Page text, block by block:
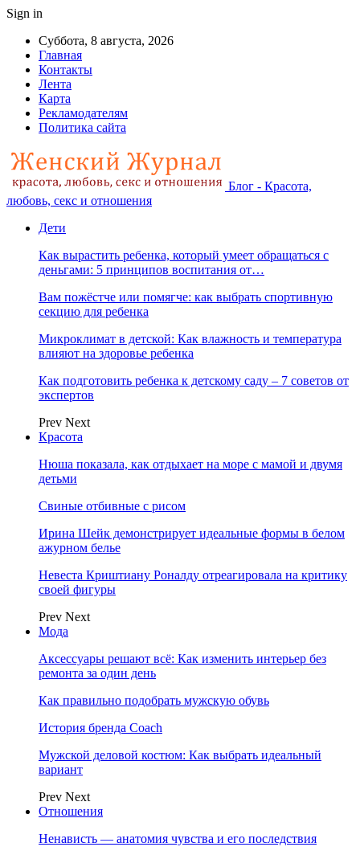
Sign in
Суббота, 8 августа, 2026
Главная
Контакты
Лента
Карта
Рекламодателям
Политика сайта
Блог - Красота,
любовь, секс и отношения
Дети
Как вырастить ребенка, который умеет обращаться с
деньгами: 5 принципов воспитания от…
Вам пожёстче или помягче: как выбрать спортивную
секцию для ребенка
Микроклимат в детской: Как влажность и температура
влияют на здоровье ребенка
Как подготовить ребенка к детскому саду – 7 советов от
экспертов
Prev Next
Красота
Нюша показала, как отдыхает на море с мамой и двумя
детьми
Свиные отбивные с рисом
Ирина Шейк демонстрирует идеальные формы в белом
ажурном белье
Невеста Криштиану Роналду отреагировала на критику
своей фигуры
Prev Next
Мода
Аксессуары решают всё: Как изменить интерьер без
ремонта за один день
Как правильно подобрать мужскую обувь
История бренда Coach
Мужской деловой костюм: Как выбрать идеальный
вариант
Prev Next
Отношения
Ненависть — анатомия чувства и его последствия